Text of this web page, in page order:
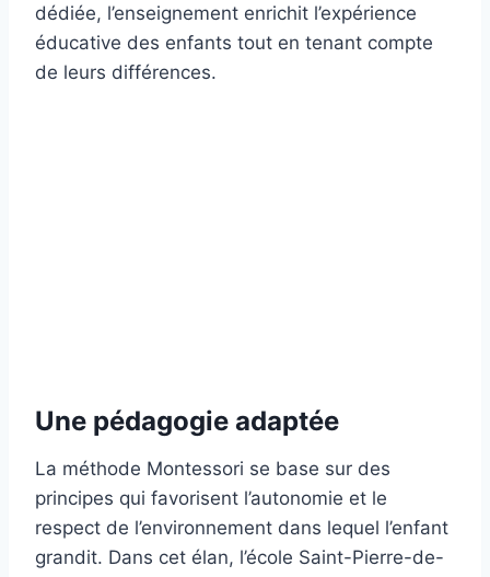
dédiée, l’enseignement enrichit l’expérience
éducative des enfants tout en tenant compte
de leurs différences.
Une pédagogie adaptée
La méthode Montessori se base sur des
principes qui favorisent l’autonomie et le
respect de l’environnement dans lequel l’enfant
grandit. Dans cet élan, l’école Saint-Pierre-de-